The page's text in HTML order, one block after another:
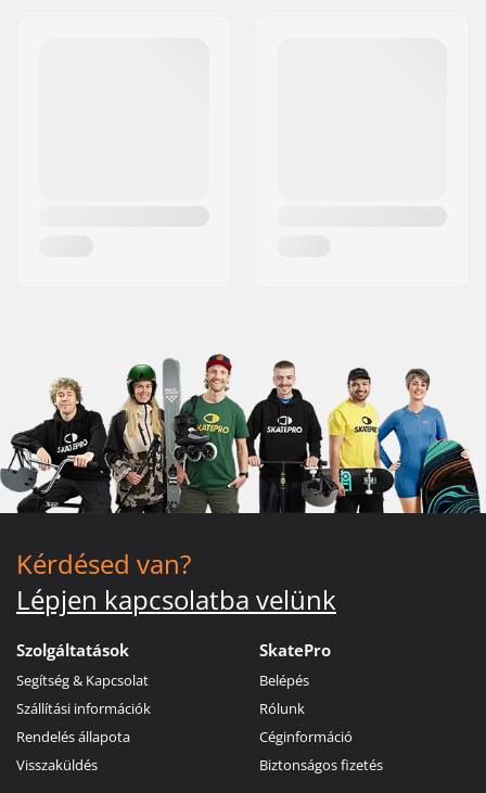
Kérdésed van?
Lépjen kapcsolatba velünk
Szolgáltatások
Segítség & Kapcsolat
Szállítási információk
Rendelés állapota
Visszaküldés
SkatePro
Belépés
Rólunk
Céginformáció
Biztonságos fizetés